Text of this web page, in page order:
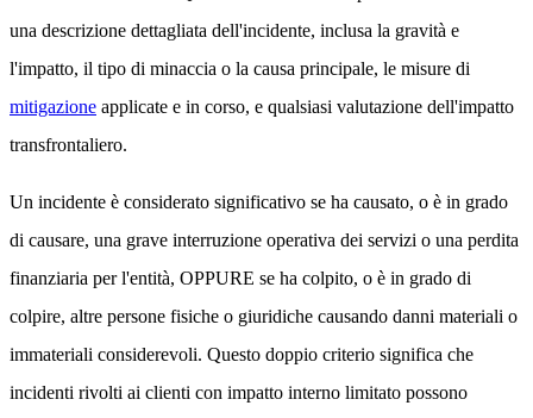
una descrizione dettagliata dell'incidente, inclusa la gravità e
l'impatto, il tipo di minaccia o la causa principale, le misure di
mitigazione applicate e in corso, e qualsiasi valutazione dell'impatto
transfrontaliero.
Un incidente è considerato significativo se ha causato, o è in grado
di causare, una grave interruzione operativa dei servizi o una perdita
finanziaria per l'entità, OPPURE se ha colpito, o è in grado di
colpire, altre persone fisiche o giuridiche causando danni materiali o
immateriali considerevoli. Questo doppio criterio significa che
incidenti rivolti ai clienti con impatto interno limitato possono